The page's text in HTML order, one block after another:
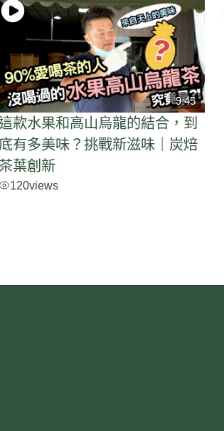
9:45
款水果和高山烏龍的結合，到
底有多美味？挑戰新滋味｜炭焙
茶葉創新
120views